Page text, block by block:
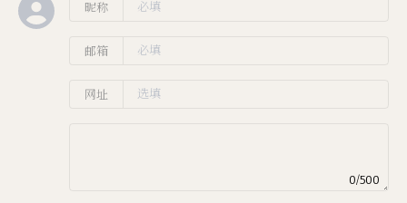
昵称
邮箱
网址
0/500